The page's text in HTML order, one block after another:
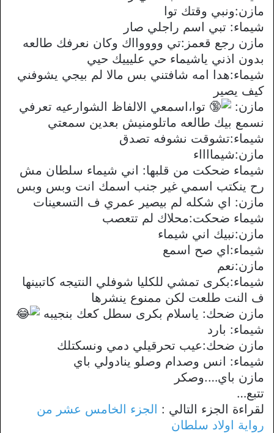
مازن:ونبي وقتك توا
شيماء: تبي اسم راجلي صار
مازن رجع قعمز:تي ووووااك وكان نعرفك طالعه
بدون اذني ياشيماء حي عليييك حيي
شيماء:هدا امه شافتني بس مالا لم بيجي يشوفني
كيف يصير
مازن:
توا،اسمعي الالفاظ الشوارعيه تعرفي
نسمع بيك طالعه ماتلومنيش بعدين سمعتي
شيماء:تشوقت نشوفه تصدق
مازن:شيمااااء
شيماء ضحكت من قلبها: اني شيماء سلطان مش
رح ينكتب اسمي غير جنب اسمك انت وبس وبس
مازن: اي شكله لم بيصير عمري ف التسعينات
شيماء ضحكت:محلاك لم تتعصب
مازن:نبيك اني شيماء
شيماء:اي صح اسمع
مازن:نعم
شيماء:بكرى تمشي للكليا شوفلي النتيجه كاتبينها
ف النت طلعت لكن ممنوع ينشرها
مازن ضحك: ياسلام بكرى سطل كعك بنجيبه
شيماء: بارد
مازن ضحك:عيب تحرقيلي دمي ونسكتلك
شيماء: انس وصدام وصلو ينادولي باي
مازن باي….وصكر
تتبع…
لقراءة الجزء التالي : الجزء الخامس عشر من
رواية اولاد سلطان